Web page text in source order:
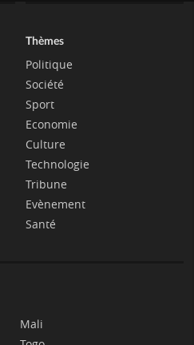
Thèmes
Politique
Société
Sport
Economie
Culture
Technologie
Tribune
Evènement
Santé
Mali